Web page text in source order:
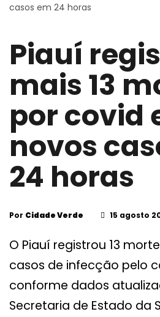
casos em 24 horas
Piauí
mais 13
por covid
novos
24 horas
Por Cidade Verde 15 agosto
O Piauí registrou 13
casos de infecção pelo
conforme dados
Secretaria de Estado da